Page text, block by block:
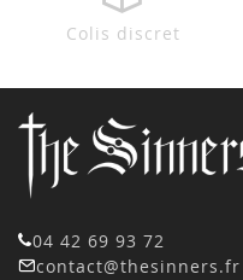
Colis discret
04 42 69 93 72
contact@thesinners.fr